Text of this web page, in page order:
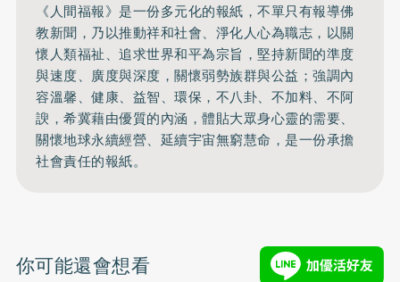
《人間福報》是一份多元化的報紙，不單只有報導佛
教新聞，乃以推動祥和社會、淨化人心為職志，以關
懷人類福祉、追求世界和平為宗旨，堅持新聞的準度
與速度、廣度與深度，關懷弱勢族群與公益；強調內
容溫馨、健康、益智、環保，不八卦、不加料、不阿
諛，希冀藉由優質的內涵，體貼大眾身心靈的需要、
關懷地球永續經營、延續宇宙無窮慧命，是一份承擔
社會責任的報紙。
你可能還會想看